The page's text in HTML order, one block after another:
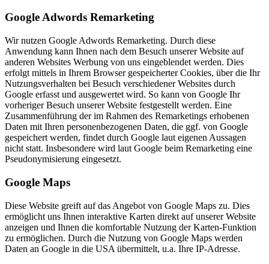
Google Adwords Remarketing
Wir nutzen Google Adwords Remarketing. Durch diese
Anwendung kann Ihnen nach dem Besuch unserer Website auf
anderen Websites Werbung von uns eingeblendet werden. Dies
erfolgt mittels in Ihrem Browser gespeicherter Cookies, über die Ihr
Nutzungsverhalten bei Besuch verschiedener Websites durch
Google erfasst und ausgewertet wird. So kann von Google Ihr
vorheriger Besuch unserer Website festgestellt werden. Eine
Zusammenführung der im Rahmen des Remarketings erhobenen
Daten mit Ihren personenbezogenen Daten, die ggf. von Google
gespeichert werden, findet durch Google laut eigenen Aussagen
nicht statt. Insbesondere wird laut Google beim Remarketing eine
Pseudonymisierung eingesetzt.
Google Maps
Diese Website greift auf das Angebot von Google Maps zu. Dies
ermöglicht uns Ihnen interaktive Karten direkt auf unserer Website
anzeigen und Ihnen die komfortable Nutzung der Karten-Funktion
zu ermöglichen. Durch die Nutzung von Google Maps werden
Daten an Google in die USA übermittelt, u.a. Ihre IP-Adresse.